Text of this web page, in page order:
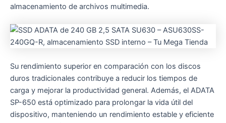
almacenamiento de archivos multimedia.
Su rendimiento superior en comparación con los discos
duros tradicionales contribuye a reducir los tiempos de
carga y mejorar la productividad general. Además, el ADATA
SP-650 está optimizado para prolongar la vida útil del
dispositivo, manteniendo un rendimiento estable y eficiente